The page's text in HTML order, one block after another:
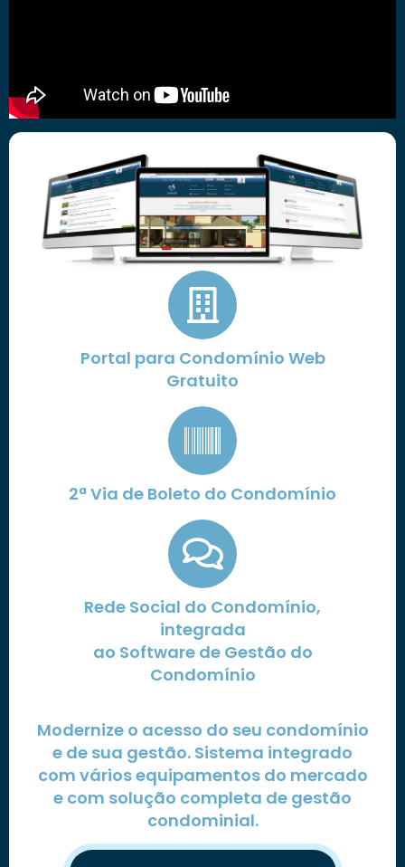
Portal para Condomínio Web
Gratuito
2ª Via de Boleto do Condomínio
Rede Social do Condomínio,
integrada
ao Software de Gestão do
Condomínio
Modernize o acesso do seu condomínio
e de sua gestão. Sistema integrado
com vários equipamentos do mercado
e com solução completa de gestão
condominial.